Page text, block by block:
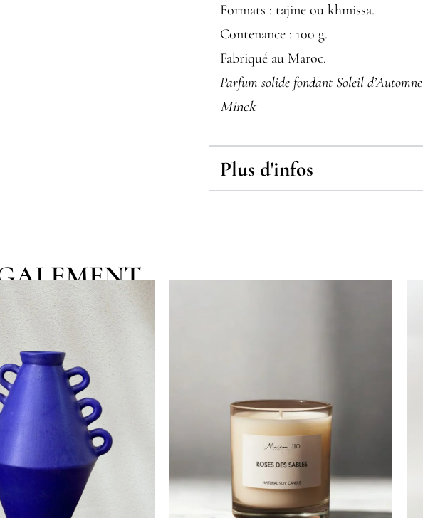
Formats : tajine ou khmissa.
Contenance : 100 g.
Fabriqué au Maroc.
Parfum solide fondant Soleil d’Automne
Minek
Plus d'infos